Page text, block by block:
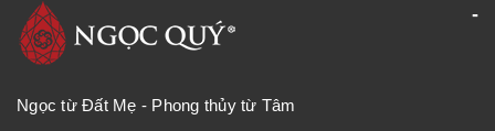
Ngọc từ Đất Mẹ - Phong thủy từ Tâm